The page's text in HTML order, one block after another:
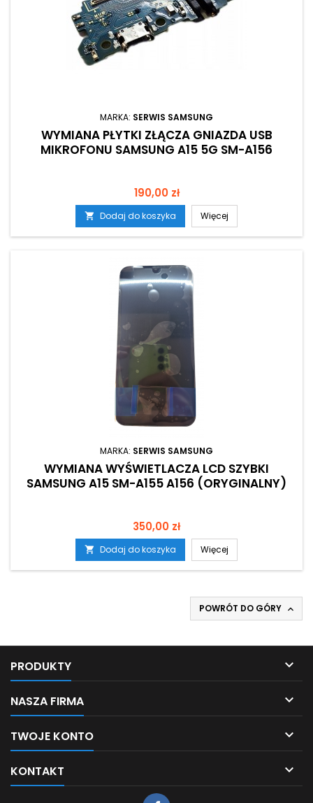
MARKA: SERWIS SAMSUNG
WYMIANA PŁYTKI ZŁĄCZA GNIAZDA USB
MIKROFONU SAMSUNG A15 5G SM-A156
Cena
190,00 zł
 Dodaj do koszyka Więcej
MARKA: SERWIS SAMSUNG
WYMIANA WYŚWIETLACZA LCD SZYBKI
SAMSUNG A15 SM-A155 A156 (ORYGINALNY)
Cena
350,00 zł
 Dodaj do koszyka Więcej
POWRÓT DO GÓRY 
PRODUKTY 
NASZA FIRMA 
TWOJE KONTO 
KONTAKT 